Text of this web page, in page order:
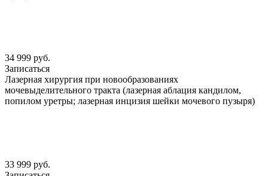
34 999 руб.
Записаться
Лазерная хирургия при новообразованиях
мочевыделительного тракта (лазерная аблация кандилом,
попилом уретры; лазерная инцизия шейки мочевого пузыря)
33 999 руб.